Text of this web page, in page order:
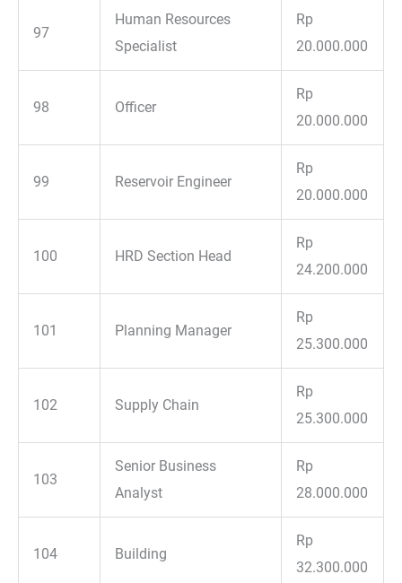
97
Human Resources
Specialist
Rp
20.000.000
98 Officer
Rp
20.000.000
99 Reservoir Engineer
Rp
20.000.000
100 HRD Section Head
Rp
24.200.000
101 Planning Manager
Rp
25.300.000
102 Supply Chain
Rp
25.300.000
103
Senior Business
Analyst
Rp
28.000.000
104 Building
Rp
32.300.000